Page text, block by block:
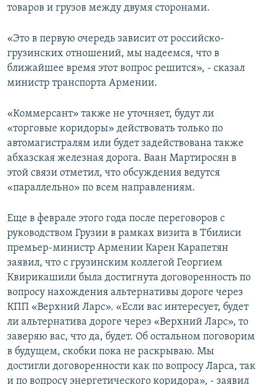
товаров и грузов между двумя сторонами.
«Это в первую очередь зависит от российско-
грузинских отношений, мы надеемся, что в
ближайшее время этот вопрос решится», - сказал
министр транспорта Армении.
«Коммерсант» также не уточняет, будут ли
«торговые коридоры» действовать только по
автомагистралям или будет задействована также
абхазская железная дорога. Ваан Мартиросян в
этой связи отметил, что обсуждения ведутся
«параллельно» по всем направлениям.
Еще в феврале этого года после переговоров с
руководством Грузии в рамках визита в Тбилиси
премьер-министр Армении Карен Карапетян
заявил, что с грузинским коллегой Георгием
Квирикашили была достигнута договоренность по
вопросу нахождения альтернативы дороге через
КПП «Верхний Ларс». «Если вас интересует, будет
ли альтернатива дороге через «Верхний Ларс», то
заверяю вас, что да, будет. Об остальном поговорим
в будущем, скобки пока не раскрываю. Мы
достигли договоренности как по вопросу Ларса, так
и по вопросу энергетического коридора», - заявил